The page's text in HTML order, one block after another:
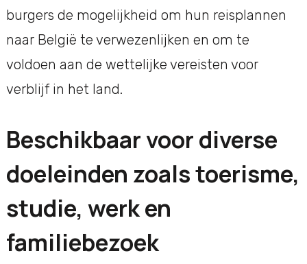
burgers de mogelijkheid om hun reisplannen
naar België te verwezenlijken en om te
voldoen aan de wettelijke vereisten voor
verblijf in het land.
Beschikbaar voor diverse
doeleinden zoals toerisme,
studie, werk en
familiebezoek